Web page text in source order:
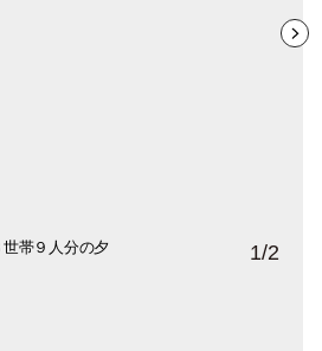
帯９人分の夕
活や習い事で忙
る日は9人で食
1/2